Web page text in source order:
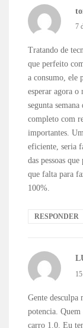
7
Tratando de
que perfeito
a consumo, ele
esperar agora o
segunta
completo com
importantes.
eficiente, seria
das pessoas
que falta para
100%.
RESPONDER
Gente desculpa
potencia.
carro 1.0. Eu